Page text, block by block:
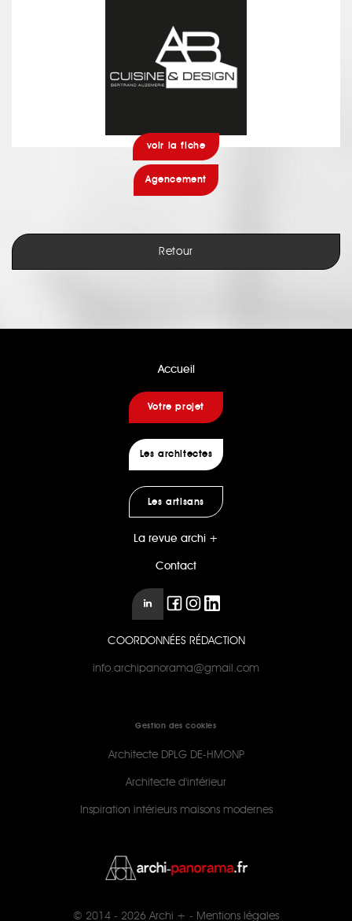
voir la fiche
Agencement
Retour
Accueil
Votre projet
Les architectes
Les artisans
La revue archi +
Contact
COORDONNÉES RÉDACTION
info.archipanorama@gmail.com
Gestion des cookies
Architecte DPLG DE-HMONP
Architecte d'intérieur
Inspiration intérieurs maisons modernes
© 2014 - 2026 Archi + - Mentions légales